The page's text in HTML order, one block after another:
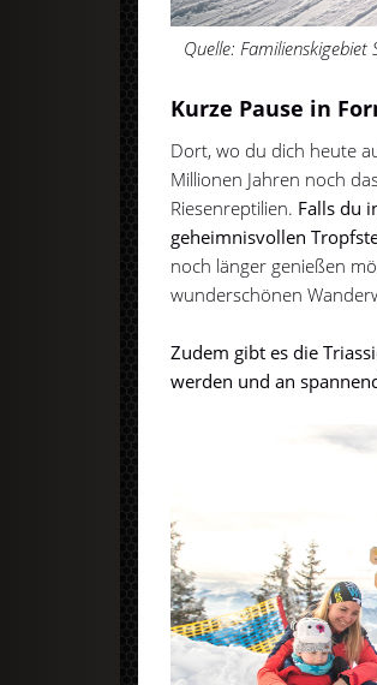
Quelle:
Kurze Pause in
Dort, wo du dich heute
Millionen Jahren noch
Riesenreptilien. Falls du
geheimnisvollen
noch länger genießen
wunderschönen
Zudem gibt es die
werden und an